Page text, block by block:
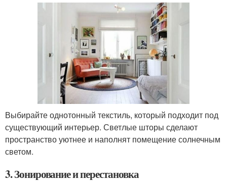
Выбирайте однотонный текстиль, который подходит под
существующий интерьер. Светлые шторы сделают
пространство уютнее и наполнят помещение солнечным
светом.
3. Зонирование и перестановка